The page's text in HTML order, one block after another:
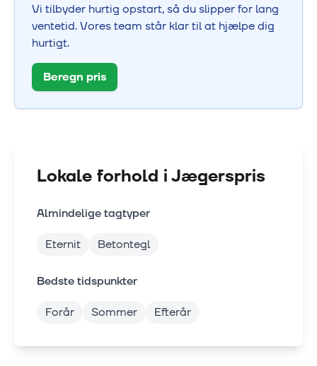
Vi tilbyder hurtig opstart, så du slipper for lang
ventetid. Vores team står klar til at hjælpe dig
hurtigt.
Beregn pris
Lokale forhold iJægerspris
Almindelige tagtyper
Eternit
Betontegl
Bedste tidspunkter
Forår
Sommer Efterår